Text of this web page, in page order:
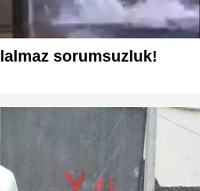
sorumsuzluk!